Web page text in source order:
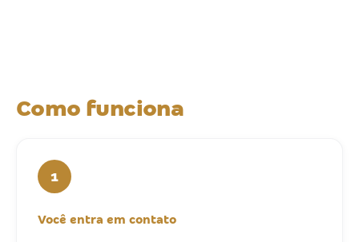
Como funciona
1
Você entra em contato